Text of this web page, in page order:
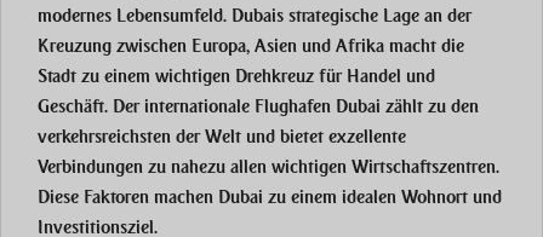
modernes Lebensumfeld. Dubais strategische Lage an der
Kreuzung zwischen Europa, Asien und Afrika macht die
Stadt zu einem wichtigen Drehkreuz für Handel und
Geschäft. Der internationale Flughafen Dubai zählt zu den
verkehrsreichsten der Welt und bietet exzellente
Verbindungen zu nahezu allen wichtigen Wirtschaftszentren.
Diese Faktoren machen Dubai zu einem idealen Wohnort und
Investitionsziel.